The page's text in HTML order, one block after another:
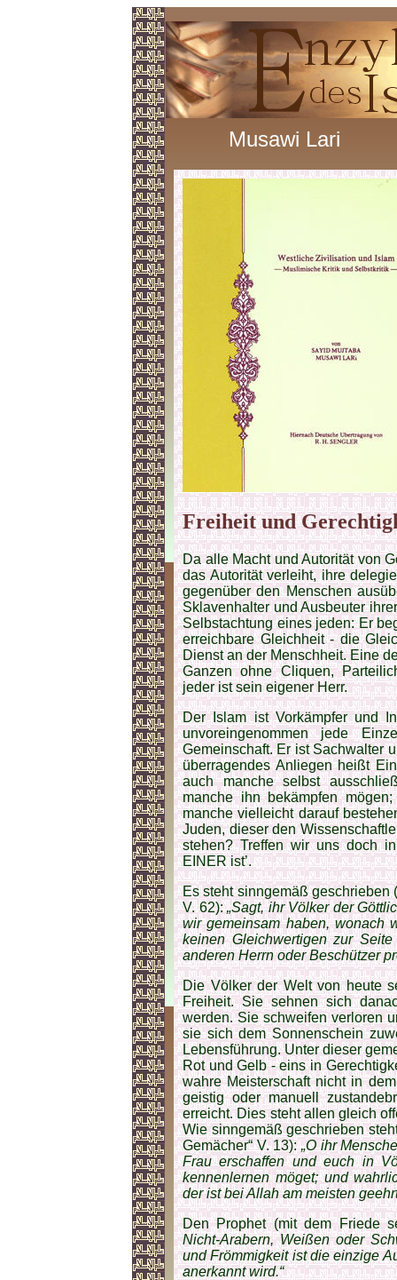
Musawi Lari
Freiheit und
Da alle Macht und Autorität von
das Autorität verleiht, ihre
gegenüber den Menschen
Sklavenhalter und Ausbeuter
Selbstachtung eines jeden: Er
erreichbare Gleichheit - die
Dienst an der Menschheit. Eine
Ganzen ohne Cliquen,
jeder ist sein eigener Herr.
Der Islam ist Vorkämpfer und
unvoreingenommen jede
Gemeinschaft. Er ist Sachwalter
überragendes Anliegen heißt
auch manche selbst
manche ihn bekämpfen
manche vielleicht darauf
Juden, dieser den
stehen? Treffen wir uns doch
EINER ist’.
Es steht sinngemäß geschrieben
V. 62):„Sagt, ihr Völker der
wir gemeinsam haben, wonach
keinen Gleichwertigen zur
anderen Herrn oder Beschützer
Die Völker der Welt von heute
Freiheit. Sie sehnen sich
werden. Sie schweifen verloren
sie sich dem Sonnenschein
Lebensführung. Unter dieser
Rot und Gelb - eins in
wahre Meisterschaft nicht in
geistig oder manuell
erreicht. Dies steht allen gleich
Wie sinngemäß geschrieben
Gemächer“ V. 13):„O ihr
Frau erschaffen und euch in
kennenlernen möget; und
der ist bei Allah am meisten
Den Prophet (mit dem Friede
Nicht-Arabern, Weißen oder
und Frömmigkeit ist die einzige
anerkannt wird.“